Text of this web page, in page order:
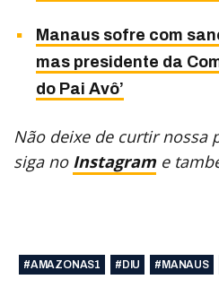
Manaus sofre com
mas presidente da
do Pai Avô’
Não deixe de curtir nossa
siga no Instagram e
#AMAZONAS1 #DIU #MANAUS